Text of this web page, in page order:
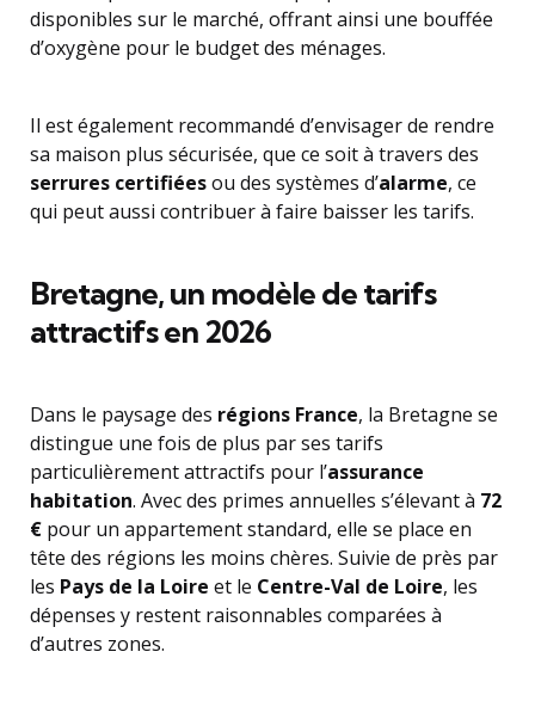
disponibles sur le marché, offrant ainsi une bouffée
d’oxygène pour le budget des ménages.
Il est également recommandé d’envisager de rendre
sa maison plus sécurisée, que ce soit à travers des
serrures certifiéesou des systèmes d’alarme, ce
qui peut aussi contribuer à faire baisser les tarifs.
Bretagne, un modèle de tarifs
attractifs en 2026
Dans le paysage des régions France, la Bretagne se
distingue une fois de plus par ses tarifs
particulièrement attractifs pour l’assurance
habitation. Avec des primes annuelles s’élevant à 72
€ pour un appartement standard, elle se place en
tête des régions les moins chères. Suivie de près par
les Pays de la Loire et le Centre-Val de Loire, les
dépenses y restent raisonnables comparées à
d’autres zones.